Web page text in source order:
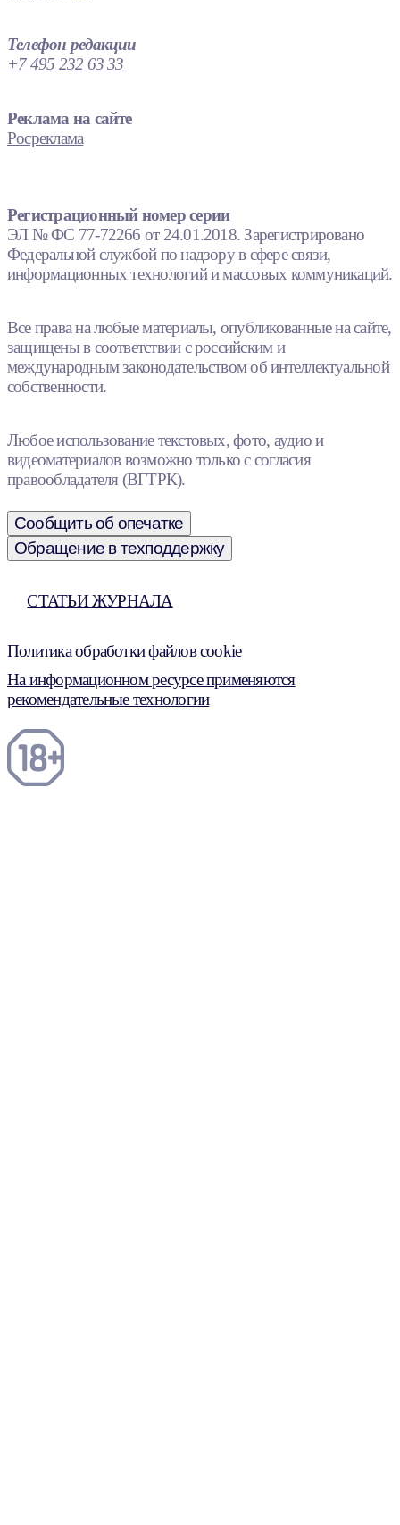
Телефон редакции
+7 495 232 63 33
Реклама на сайте
Росреклама
Регистрационный номер серии
ЭЛ № ФС 77-72266 от 24.01.2018. Зарегистрировано
Федеральной службой по надзору в сфере связи,
информационных технологий и массовых коммуникаций.
Все права на любые материалы, опубликованные на сайте,
защищены в соответствии с российским и
международным законодательством об интеллектуальной
собственности.
Любое использование текстовых, фото, аудио и
видеоматериалов возможно только с согласия
правообладателя (ВГТРК).
Сообщить об опечатке
Обращение в техподдержку
СТАТЬИ ЖУРНАЛА
Политика обработки файлов cookie
На информационном ресурсе применяются
рекомендательные технологии